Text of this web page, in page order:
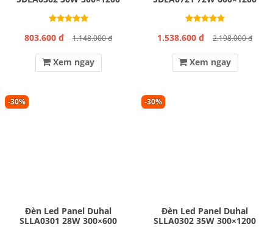
803.600 đ 1.148.000 đ
Xem ngay
1.538.600 đ 2.198.000 đ
Xem ngay
-30%
Đèn Led Panel Duhal
SLLA0301 28W 300×600
-30%
Đèn Led Panel Duhal
SLLA0302 35W 300×1200